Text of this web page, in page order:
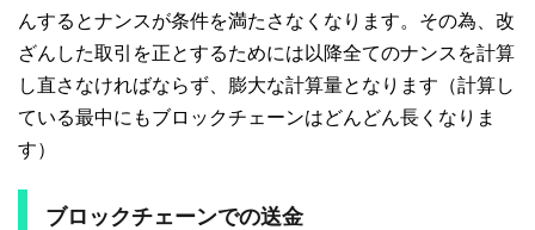
んするとナンスが条件を満たさなくなります。その為、改
ざんした取引を正とするためには以降全てのナンスを計算
し直さなければならず、膨大な計算量となります（計算し
ている最中にもブロックチェーンはどんどん長くなりま
す）
ブロックチェーンでの送金